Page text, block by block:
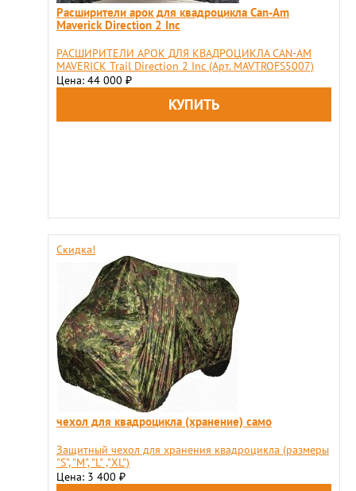
Расширители арок для квадроцикла Can-Am
Maverick Direction 2 Inс
РАСШИРИТЕЛИ АРОК ДЛЯ КВАДРОЦИКЛА CAN-AM
MAVERICK Trail Direction 2 Inс (Арт. MAVTROFS5007)
Цена: 44 000 ₽
Скидка!
чехол для квадроцикла (хранение) само
Защитный чехол для хранения квадроцикла (размеры
"S", "М", "L" ,"XL")
Цена: 3 400 ₽